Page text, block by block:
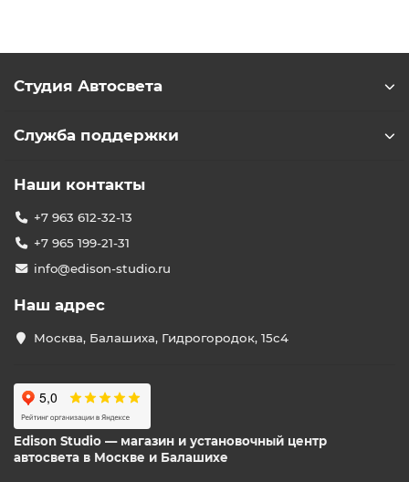
Студия Автосвета
Служба поддержки
Наши контакты
+7 963 612-32-13
+7 965 199-21-31
info@edison-studio.ru
Наш адрес
Москва, Балашиха, Гидрогородок, 15с4
Edison Studio — магазин и установочный центр
автосвета в Москве и Балашихе